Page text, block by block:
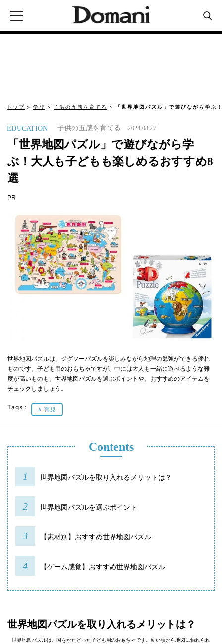
トップ 学び 子供の五感を育てる 「世界地図パズル」で遊びながら学ぶ
EDUCATION 子供の五感を育てる 2024.08.27
「世界地図パズル」で遊びながら学
ぶ！大人も子どもも楽しめるおすすめ8
選
PR
世界地図パズルは、ジグソーパズルを楽しみながら地理の勉強ができる優れ
ものです。子ども用のおもちゃですが、中には大人も一緒に遊べるような難
度が高いものも。世界地図パズルを選ぶポイントや、おすすめのアイテムを
チェックしましょう。
Tags： 育児
Contents
世界地図パズルを取り入れるメリットは？
世界地図パズルを選ぶポイント
【素材別】おすすめ世界地図パズル
【ゲーム感覚】おすすめ世界地図パズル
世界地図パズルを取り入れるメリットは？
世界地図パズルは、国をかたどった子ども用のおもちゃです。幼い頃から地図に触れられ